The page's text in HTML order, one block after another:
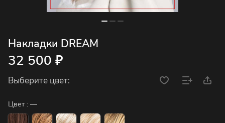
Накладки DREAM
32 500 ₽
Выберите цвет:
Цвет : —